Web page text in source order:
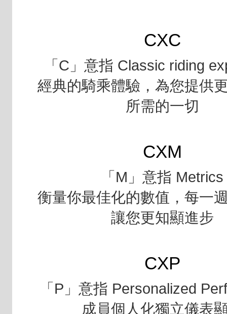
CXC
「C」意指 Classic riding
經典的騎乘體驗，為您提供
所需的一切
CXM
「M」意指 Metrics
衡量你最佳化的數值，每一
讓您更知顯進步
CXP
「P」意指 Personalized
成員個人化獨立儀表